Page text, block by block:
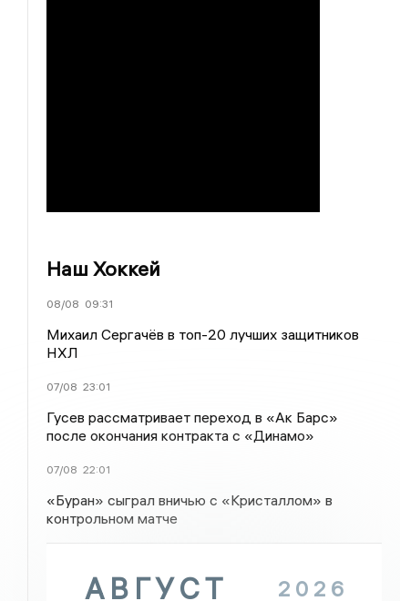
Наш Хоккей
08/08 09:31
Михаил Сергачёв в топ-20 лучших защитников
НХЛ
07/08 23:01
Гусев рассматривает переход в «Ак Барс»
после окончания контракта с «Динамо»
07/08 22:01
«Буран» сыграл вничью с «Кристаллом» в
контрольном матче
АВГУСТ 2026